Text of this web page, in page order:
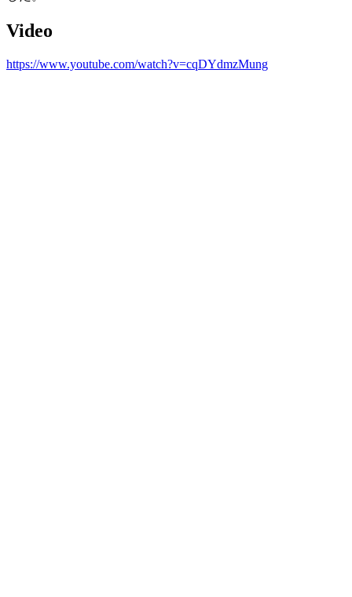
Video
https://www.youtube.com/watch?v=cqDYdmzMung